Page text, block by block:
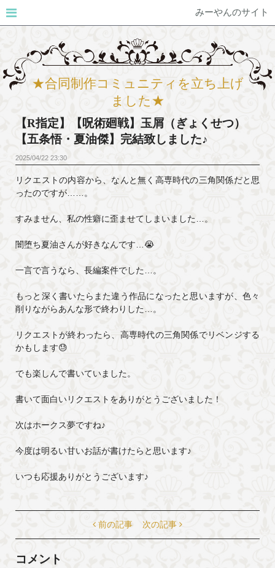
みーやんのサイト
★合同制作コミュニティを立ち上げ
ました★
【R指定】【呪術廻戦】玉屑（ぎょくせつ）
【五条悟・夏油傑】完結致しました♪
2025/04/22 23:30
リクエストの内容から、なんと無く高専時代の三角関係だと思
ったのですが……。
すみません、私の性癖に歪ませてしまいました…。
闇堕ち夏油さんが好きなんです…😭
一言で言うなら、長編案件でした…。
もっと深く書いたらまた違う作品になったと思いますが、色々
削りながらあんな形で終わりした…。
リクエストが終わったら、高専時代の三角関係でリベンジする
かもします😓
でも楽しんで書いていました。
書いて面白いリクエストをありがとうございました！
次はホークス夢ですね♪
今度は明るい甘いお話が書けたらと思います♪
いつも応援ありがとうございます♪
前の記事 次の記事
コメント